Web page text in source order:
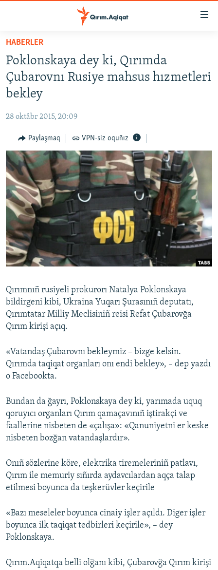
Esas
qaytmaq
Baş
navigatsiyağa
qaytmaq
Qıdıruvğa
HABERLER
SİYASET
İQTİSADİYAT
MEDENİYET
İNSAN AQLARI
VİDEO
SÜRET
BLOGLAR
FİKİR
Русский
Українською
RFE/RS bütün saytları
HABERLER
Poklonskaya dey ki, Qırımda
Çubarovnı Rusiye mahsus hızmetleri
bekley
28 oktâbr 2015, 20:09
Paylaşmaq VPN-siz oquñız
Qırımnıñ rusiyeli prokurorı Natalya Poklonskaya
bildirgeni kibi, Ukraina Yuqarı Şurasınıñ deputatı,
Qırımtatar Milliy Meclisiniñ reisi Refat Çubarovğa
Qırım kirişi açıq.
«Vatandaş Çubarovnı bekleymiz – bizge kelsin.
Qırımda taqiqat organları onı endi bekley», – dep yazdı
o Facebookta.
Bundan da ğayrı, Poklonskaya dey ki, yarımada uquq
qoruyıcı organları Qırım qamaçavınıñ iştirakçi ve
faallerine nisbeten de «çalışa»: «Qanuniyetni er keske
nisbeten bozğan vatandaşlardır».
Onıñ sözlerine köre, elektrika tiremeleriniñ patlavı,
Qırım ile memuriy sıñırda aydavcılardan aqça talap
etilmesi boyunca da teşkerüvler keçirile
«Bazı meseleler boyunca cinaiy işler açıldı. Diger işler
boyunca ilk taqiqat tedbirleri keçirile», – dey
Poklonskaya.
Qırım.Aqiqatqa belli olğanı kibi, Çubarovğa Qırım kirişi